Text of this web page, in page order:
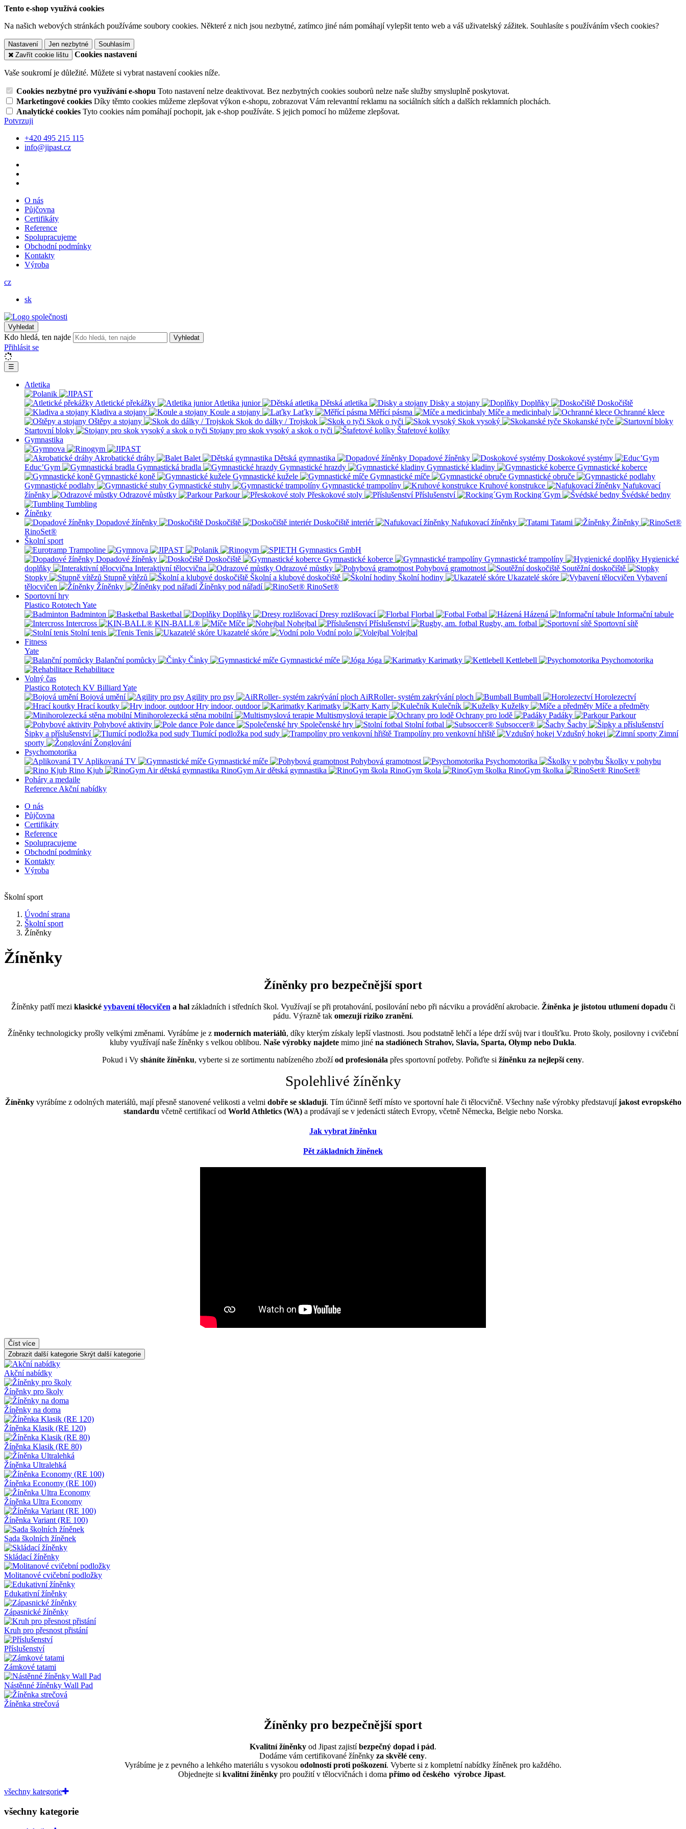
Tento e-shop využívá cookies
Na našich webových stránkách používáme soubory cookies. Některé z nich jsou nezbytné, zatímco jiné nám pomáhají vylepšit tento web a váš uživatelský zážitek. Souhlasíte s používáním všech cookies?
Nastavení Jen nezbytné
Souhlasím
Zavřít cookie lištu
Cookies nastavení
Vaše soukromí je důležité. Můžete si vybrat nastavení cookies níže.
Cookies nezbytné pro využívání e-shopu Toto nastavení nelze deaktivovat. Bez nezbytných cookies souborů nelze naše služby smysluplně poskytovat.
Marketingové cookies Díky těmto cookies můžeme zlepšovat výkon e-shopu, zobrazovat Vám relevantní reklamu na sociálních sítích a dalších reklamních plochách.
Analytické cookies Tyto cookies nám pomáhají pochopit, jak e-shop používáte. S jejich pomocí ho můžeme zlepšovat.
Potvrzuji
+420 495 215 115
info@jipast.cz
O nás
Půjčovna
Certifikáty
Reference
Spolupracujeme
Obchodní podmínky
Kontakty
Výroba
cz
sk
Vyhledat
Kdo hledá, ten najde Vyhledat
Přihlásit se
☰
Atletika
Atletické překážky Atletika junior Dětská atletika Disky a stojany Doplňky
Doskočiště
Kladiva a stojany
Koule a stojany Laťky Měřící pásma Míče a medicinbaly
Ochranné klece
Oštěpy a stojany
Skok do dálky / Trojskok Skok o tyči Skok vysoký
Skokanské tyče
Startovní bloky
Stojany pro skok vysoký a skok o tyči
Štafetové kolíky
Gymnastika
Akrobatické dráhy Balet Dětská gymnastika Dopadové žíněnky
Doskokové systémy
Educ’Gym
Gymnastická bradla Gymnastické hrazdy Gymnastické kladiny
Gymnastické koberce
Gymnastické koně
Gymnastické kužele Gymnastické míče
Gymnastické obruče
Gymnastické podlahy
Gymnastické stuhy Gymnastické trampolíny Kruhové konstrukce
Nafukovací
žíněnky
Odrazové můstky Parkour Přeskokové stoly Příslušenství Rocking´Gym
Švédské bedny
Tumbling
Žíněnky
Dopadové žíněnky
Doskočiště Doskočiště interiér Nafukovací žíněnky Tatami
Žíněnky
RinoSet®
Školní sport
Dopadové žíněnky Doskočiště Gymnastické koberce Gymnastické trampolíny
Hygienické
doplňky
Interaktivní tělocvična Odrazové můstky Pohybová gramotnost
Soutěžní doskočiště
Stopky
Stupně vítězů Školní a klubové doskočiště Školní hodiny Ukazatelé skóre
Vybavení
tělocvičen
Žíněnky Žíněnky pod nářadí
RinoSet®
Sportovní hry
Plastico Rototech Yate
Badminton
Basketbal Doplňky Dresy rozlišovací Florbal Fotbal Házená
Informační tabule
Intercross
KIN-BALL® Míče Nohejbal Příslušenství Rugby, am. fotbal
Sportovní sítě
Stolní tenis
Tenis Ukazatelé skóre Vodní polo
Volejbal
Fitness
Yate
Balanční pomůcky
Činky Gymnastické míče Jóga Karimatky Kettlebell
Psychomotorika
Rehabilitace
Volný čas
Plastico Rototech KV Billiard Yate
Bojová umění
Agility pro psy AiRRoller- systém zakrývání ploch Bumball
Horolezectví
Hrací koutky
Hry indoor, outdoor Karimatky Karty Kulečník Kuželky
Míče a předměty
Minihorolezecká stěna mobilní
Multismyslová terapie Ochrany pro lodě Padáky
Parkour
Pohybové aktivity
Pole dance Společenské hry Stolní fotbal Subsoccer®
Šachy
Šipky a příslušenství
Tlumící podložka pod sudy Trampolíny pro venkovní hřiště Vzdušný hokej
Zimní
sporty
Žonglování
Psychomotorika
Aplikovaná TV
Gymnastické míče Pohybová gramotnost Psychomotorika
Školky v pohybu
Rino Kjub
RinoGym Air dětská gymnastika RinoGym škola RinoGym školka
RinoSet®
Poháry a medaile
Reference Akční nabídky
O nás
Půjčovna
Certifikáty
Reference
Spolupracujeme
Obchodní podmínky
Kontakty
Výroba
Školní sport
Úvodní strana
Školní sport
Žíněnky
Žíněnky
Žíněnky pro bezpečnější sport
Žíněnky patří mezi klasické vybavenítělocvičen a halzákladních i středních škol. Využívají se při protahování, posilování nebo při nácviku a provádění akrobacie. Žíněnka je jistotou utlumení dopadu či
pádu. Výrazně tak omezujíriziko zranění.
Žíněnky technologicky prošly velkými změnami. Vyrábíme je z moderních materiálů, díky kterým získaly lepší vlastnosti. Jsou podstatně lehčí a lépe drží svůj tvar i tloušťku. Proto školy, posilovny i cvičební
kluby využívají naše žíněnky s velkou oblibou. Naše výrobky najdete mimo jiné na stadiónech Strahov, Slavia, Sparta, Olymp nebo Dukla.
Pokud i Vy sháníte žíněnku, vyberte si ze sortimentu nabízeného zbožíod profesionála přes sportovní potřeby. Pořiďte si žíněnku za nejlepší ceny.
Spolehlivé žíněnky
Žíněnky vyrábíme z odolných materiálů, mají přesně stanovené velikosti a velmi dobře se skladují. Tím účinně šetří místo ve sportovní hale či tělocvičně. Všechny naše výrobky představujíjakost evropského
standardu včetně certifikací od World Athletics (WA)a prodávají se v jedenácti státech Evropy, včetně Německa, Belgie nebo Norska.
Jak vybrat žíněnku
Pět základních žíněnek
Číst více
Zobrazit další kategorie Skrýt další kategorie
Akční nabídky
Žíněnky pro školy
Žíněnky na doma
Žíněnka Klasik (RE 120)
Žíněnka Klasik (RE 80)
Žíněnka Ultralehká
Žíněnka Economy (RE 100)
Žíněnka Ultra Economy
Žíněnka Variant (RE 100)
Sada školních žíněnek
Skládací žíněnky
Molitanové cvičební podložky
Edukativní žíněnky
Zápasnické žíněnky
Kruh pro přesnost přistání
Příslušenství
Zámkové tatami
Nástěnné žíněnky Wall Pad
Žíněnka strečová
Žíněnky pro bezpečnější sport
Kvalitní žíněnky od Jipast zajistíbezpečný dopad i pád.
Dodáme vám certifikované žíněnky za skvělé ceny.
Vyrábíme je z pevného a lehkého materiálu s vysokou odolností proti poškození. Vyberte si z kompletní nabídky žíněnek pro každého.
Objednejte si kvalitní žíněnky pro použití v tělocvičnách i doma přímo od českého výrobce Jipast.
všechny kategorie
všechny kategorie